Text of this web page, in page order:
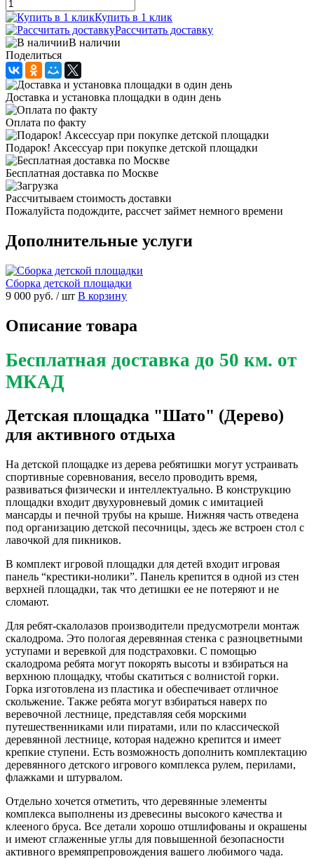
Купить в 1 клик
Рассчитать доставку
В наличии
Поделиться
Доставка и установка площадки в один день
Оплата по факту
Подарок! Аксессуар при покупке детской площадки
Бесплатная доставка по Москве
Рассчитываем стоимость доставки
Пожалуйста подождите, рассчет займет немного времени
Дополнительные услуги
Сборка детской площадки
9 000 руб. / шт В корзину
Описание товара
Бесплатная доставка до 50 км. от
МКАД
Детская площадка "Шато" (Дерево)
для активного отдыха
На детской площадке из дерева ребятишки могут устраивать
спортивные соревнования, весело проводить время,
развиваться физически и интеллектуально. В конструкцию
площадки входит двухуровневый домик с имитацией
мансарды и печной трубы на крыше. Нижняя часть отведена
под организацию детской песочницы, здесь же встроен стол с
лавочкой для пикников.
В комплект игровой площадки для детей входит игровая
панель “крестики-нолики”. Панель крепится в одной из стен
верхней площадки, так что детишки ее не потеряют и не
сломают.
Для ребят-скалолазов производители предусмотрели монтаж
скалодрома. Это пологая деревянная стенка с разноцветными
уступами и веревкой для подстраховки. С помощью
скалодрома ребята могут покорять высоты и взбираться на
верхнюю площадку, чтобы скатиться с волнистой горки.
Горка изготовлена из пластика и обеспечивает отличное
скольжение. Также ребята могут взбираться наверх по
веревочной лестнице, представляя себя морскими
путешественниками или пиратами, или по классической
деревянной лестнице, которая надежно крепится и имеет
крепкие ступени. Есть возможность дополнить комплектацию
деревянного детского игрового комплекса рулем, перилами,
флажками и штурвалом.
Отдельно хочется отметить, что деревянные элементы
комплекса выполнены из древесины высокого качества и
клееного бруса. Все детали хорошо отшлифованы и окрашены
и имеют сглаженные углы для повышенной безопасности
активного времяпрепровождения вашего любимого чада.